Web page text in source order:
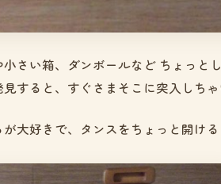
さい箱、ダンボールなど ちょっと
すると、すぐさまそこに突入しちゃ
大好きで、タンスをちょっと開け